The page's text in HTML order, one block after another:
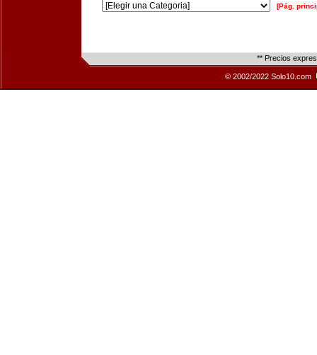
[Pág.
** Precios
© 2002/2022 Solo10.com